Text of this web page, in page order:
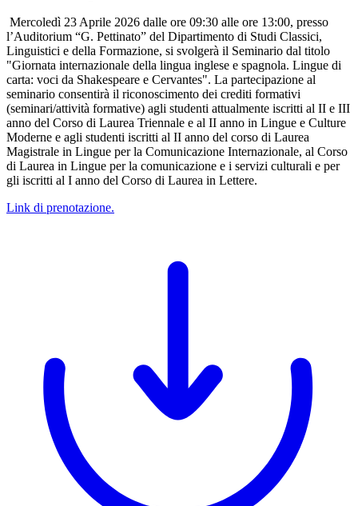
Mercoledì 23 Aprile 2026 dalle ore 09:30 alle ore 13:00, presso
l’Auditorium “G. Pettinato” del Dipartimento di Studi Classici,
Linguistici e della Formazione, si svolgerà il Seminario dal titolo
"Giornata internazionale della lingua inglese e spagnola. Lingue di
carta: voci da Shakespeare e Cervantes". La partecipazione al
seminario consentirà il riconoscimento dei crediti formativi
(seminari/attività formative) agli studenti attualmente iscritti al II e III
anno del Corso di Laurea Triennale e al II anno in Lingue e Culture
Moderne e agli studenti iscritti al II anno del corso di Laurea
Magistrale in Lingue per la Comunicazione Internazionale, al Corso
di Laurea in Lingue per la comunicazione e i servizi culturali e per
gli iscritti al I anno del Corso di Laurea in Lettere.
Link di prenotazione.